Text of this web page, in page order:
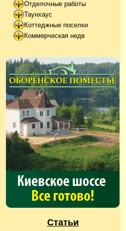
Отделочные работы
Таунхаус
Коттеджные поселки
Коммерческая недв
Статьи